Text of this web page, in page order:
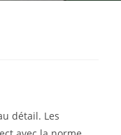
détail. Les